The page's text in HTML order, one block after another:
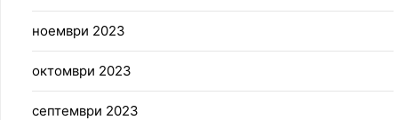
ноември 2023
октомври 2023
септември 2023